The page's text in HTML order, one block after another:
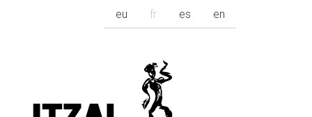
eu fr es en